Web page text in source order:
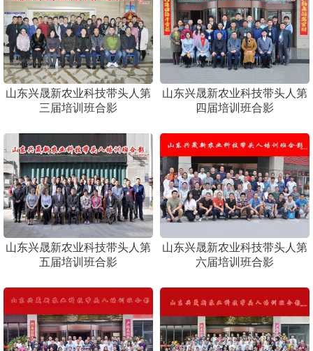
山东兴晟新农业科技带头人第
三届培训班合影
山东兴晟新农业科技带头人第
四届培训班合影
山东兴晟新农业科技带头人第
五届培训班合影
山东兴晟新农业科技带头人第
六届培训班合影